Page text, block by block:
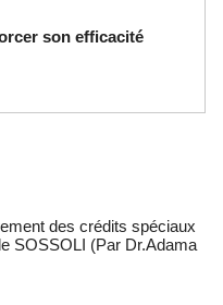
son efficacité
SOSSOLI (Par Dr.Adama